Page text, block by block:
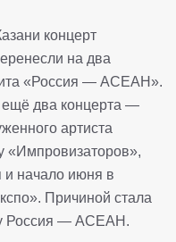
концерт
на два
«Россия — АСЕАН».
ещё два концерта —
артиста
«Импровизаторов»,
и начало июня в
Причиной стала
Россия — АСЕАН.